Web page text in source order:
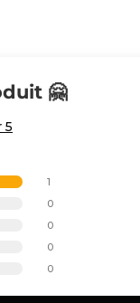
🤗
5
1
0
0
0
0